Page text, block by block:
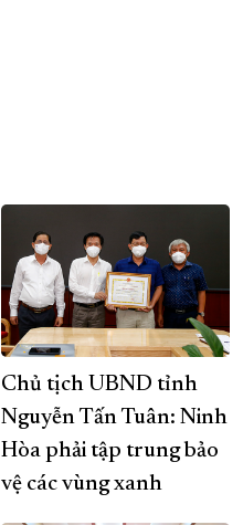
Chủ tịch UBND tỉnh
Nguyễn Tấn Tuân: Ninh
Hòa phải tập trung bảo
vệ các vùng xanh